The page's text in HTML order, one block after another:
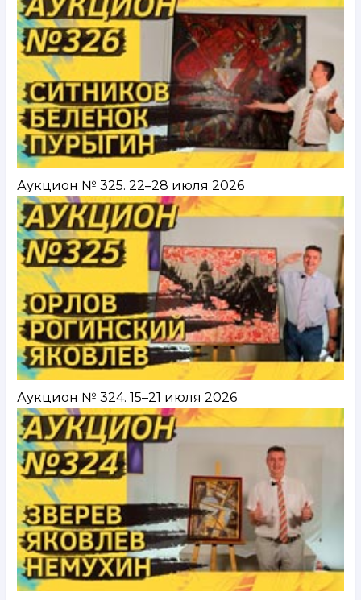
Аукцион № 325. 22–28 июля 2026
Аукцион № 324. 15–21 июля 2026